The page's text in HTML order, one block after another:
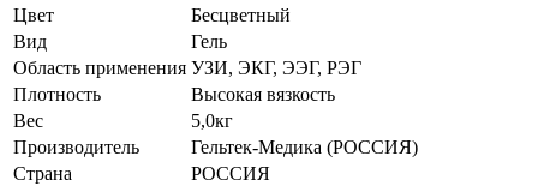
Цвет
Бесцветный
Вид
Гель
Область применения УЗИ, ЭКГ, ЭЭГ, РЭГ
Плотность
Высокая вязкость
Вес
5,0кг
Производитель
Гельтек-Медика (РОССИЯ)
Страна
РОССИЯ